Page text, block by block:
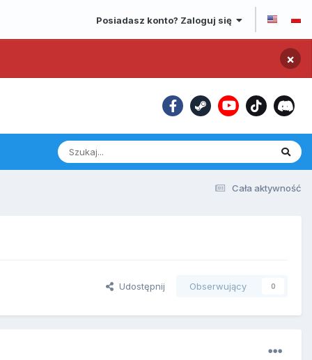
Posiadasz konto? Zaloguj się
×
Cała aktywność
Udostępnij Obserwujący 0